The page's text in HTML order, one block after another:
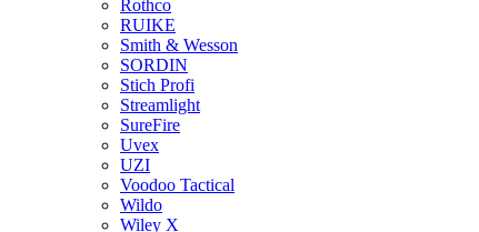
Rothco
RUIKE
Smith & Wesson
SORDIN
Stich Profi
Streamlight
SureFire
Uvex
UZI
Voodoo Tactical
Wildo
Wiley X